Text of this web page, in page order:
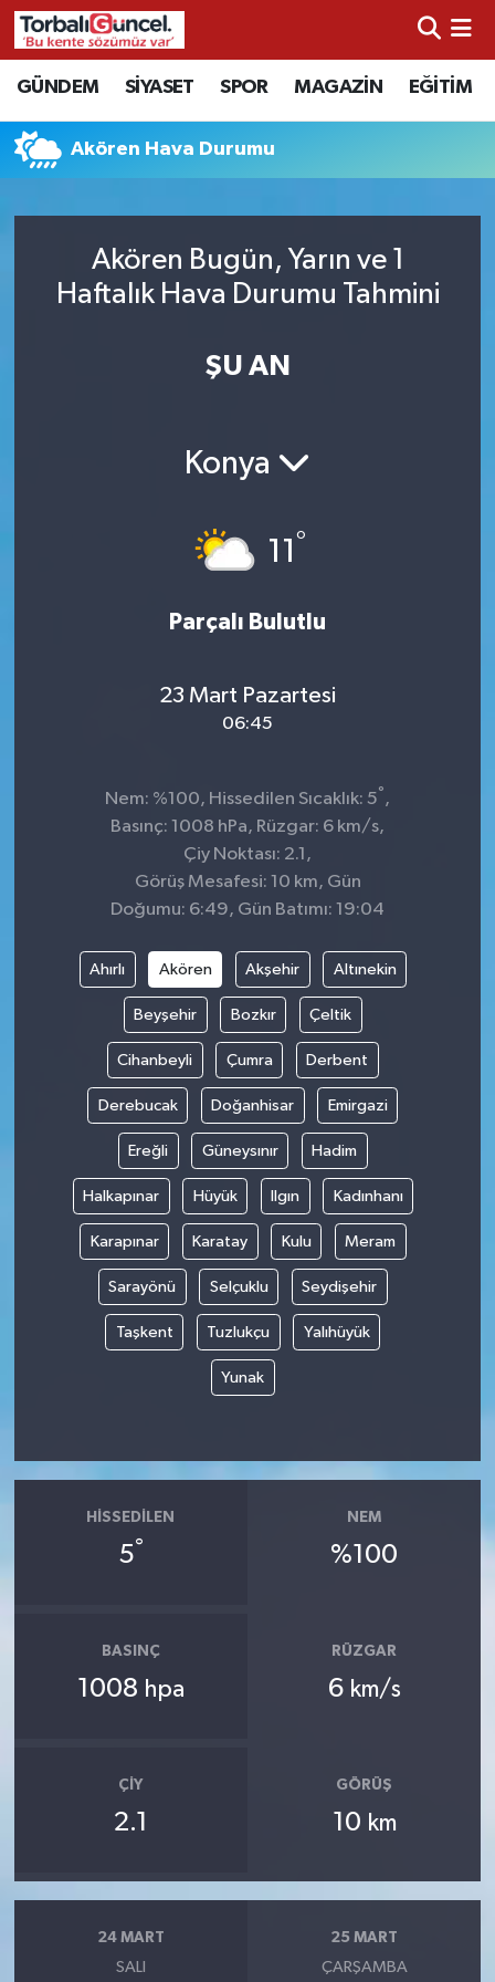
GÜNDEM SİYASET SPOR MAGAZİN EĞİTİM
Akören Hava Durumu
Akören Bugün, Yarın ve 1
Haftalık Hava Durumu Tahmini
ŞU AN
Konya
11 °
Parçalı Bulutlu
23 Mart Pazartesi
06:45
Nem: %100, Hissedilen Sıcaklık: 5° ,
Basınç: 1008 hPa, Rüzgar: 6 km/s,
Çiy Noktası: 2.1,
Görüş Mesafesi: 10 km, Gün
Doğumu: 6:49, Gün Batımı: 19:04
Ahırlı Akören Akşehir Altınekin
Beyşehir Bozkır Çeltik
Cihanbeyli Çumra Derbent
Derebucak Doğanhisar Emirgazi
Ereğli Güneysınır Hadim
Halkapınar Hüyük Ilgın Kadınhanı
Karapınar Karatay Kulu Meram
Sarayönü Selçuklu Seydişehir
Taşkent Tuzlukçu Yalıhüyük
Yunak
HISSEDILEN
5°
NEM
%100
BASINÇ
1008 hpa
RÜZGAR
6 km/s
ÇIY
2.1
GÖRÜŞ
10 km
24 MART
SALI
25 MART
ÇARŞAMBA
İzmir Nöbetçi Eczaneler
İzmir Hava Durumu
İzmir Trafik Yoğunluk Haritası
Süper Lig Puan Durumu ve Fikstür